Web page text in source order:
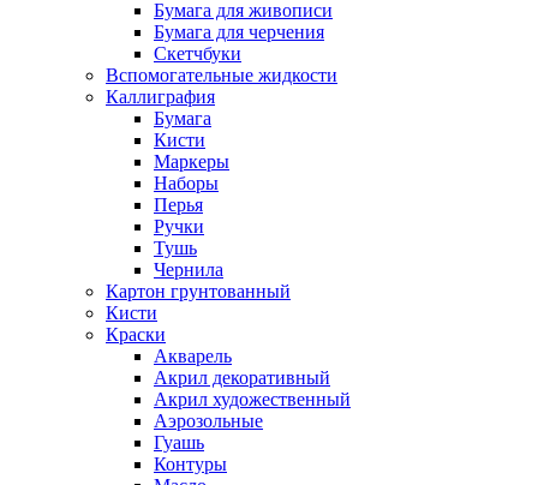
Бумага для живописи
Бумага для черчения
Скетчбуки
Вспомогательные жидкости
Каллиграфия
Бумага
Кисти
Маркеры
Наборы
Перья
Ручки
Тушь
Чернила
Картон грунтованный
Кисти
Краски
Акварель
Акрил декоративный
Акрил художественный
Аэрозольные
Гуашь
Контуры